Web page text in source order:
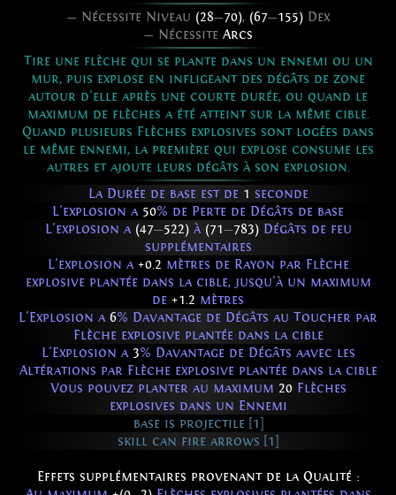
— Nécessite Niveau (28—70), (67—155)Dex
— Nécessite Arcs
Tire une flèche qui se plante dans un ennemi ou un
mur, puis explose en infligeant des dégâts de zone
autour d'elle après une courte durée, ou quand le
maximum de flèches a été atteint sur la même cible.
Quand plusieurs Flèches explosives sont logées dans
le même ennemi, la première qui explose consume les
autres et ajoute leurs dégâts à son explosion.
La Durée de base est de 1 seconde
L'explosion a 50% de Perte de Dégâts de base
L'explosion a (47—522)à (71—783)Dégâts de feu
supplémentaires
L'explosion a +0.2 mètres de Rayon par Flèche
explosive plantée dans la cible, jusqu'à un maximum
de +1.2 mètres
L'Explosion a 6% Davantage de Dégâts au Toucher par
Flèche explosive plantée dans la cible
L'Explosion a 3% Davantage de Dégâts aavec les
Altérations par Flèche explosive plantée dans la cible
Vous pouvez planter au maximum 20Flèches
explosives dans un Ennemi
base is projectile [1]
skill can fire arrows [1]
Effets supplémentaires provenant de la Qualité :